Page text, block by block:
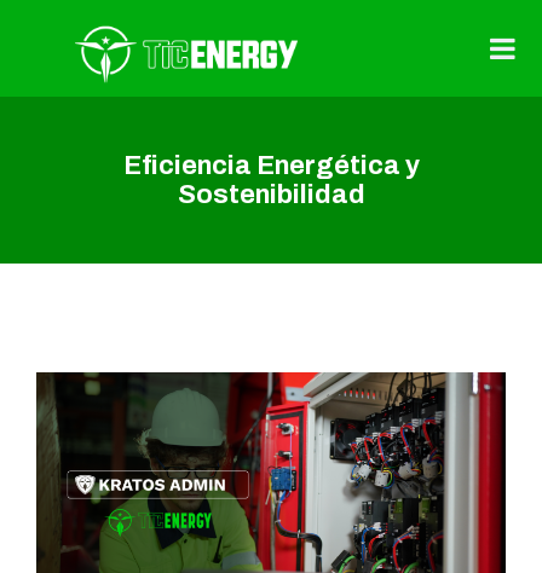
Eficiencia Energética y
Sostenibilidad